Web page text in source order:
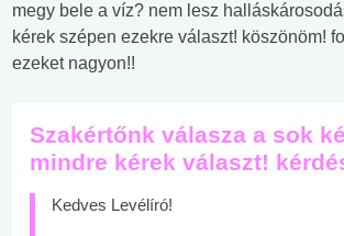
megy bele a víz? nem lesz
kérek szépen ezekre választ! köszönöm!
ezeket nagyon!!
Szakértőnk válasza a sok
mindre kérek választ!
Kedves Levélíró!